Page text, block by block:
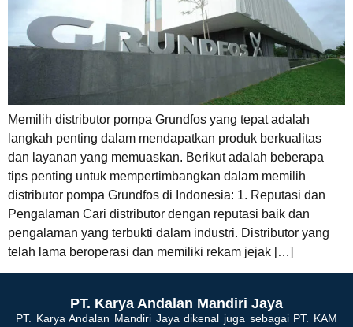
Memilih distributor pompa Grundfos yang tepat adalah
langkah penting dalam mendapatkan produk berkualitas
dan layanan yang memuaskan. Berikut adalah beberapa
tips penting untuk mempertimbangkan dalam memilih
distributor pompa Grundfos di Indonesia: 1. Reputasi dan
Pengalaman Cari distributor dengan reputasi baik dan
pengalaman yang terbukti dalam industri. Distributor yang
telah lama beroperasi dan memiliki rekam jejak […]
PT. Karya Andalan Mandiri Jaya
PT. Karya Andalan Mandiri Jaya dikenal juga sebagai PT. KAM